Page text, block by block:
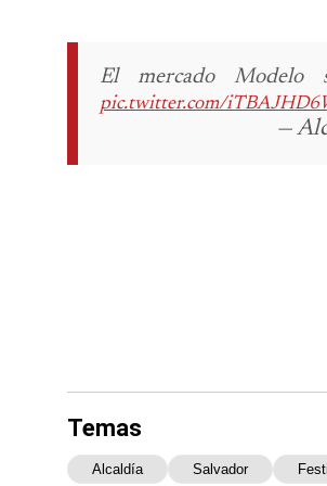
El mercado Modelo
pic.twitter.com/
—
Temas
Alcaldía Salvador